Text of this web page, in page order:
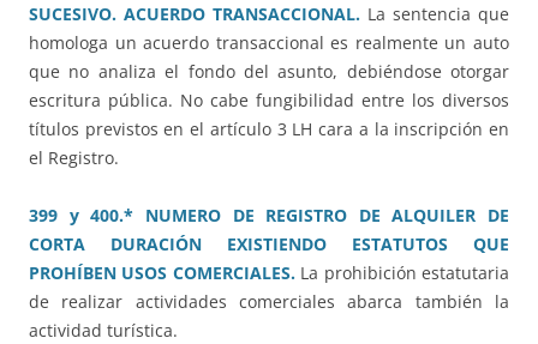
SUCESIVO. ACUERDO TRANSACCIONAL. La sentencia que
homologa un acuerdo transaccional es realmente un auto
que no analiza el fondo del asunto, debiéndose otorgar
escritura pública. No cabe fungibilidad entre los diversos
títulos previstos en el artículo 3 LH cara a la inscripción en
el Registro.
399 y 400.* NUMERO DE REGISTRO DE ALQUILER DE
CORTA DURACIÓN EXISTIENDO ESTATUTOS QUE
PROHÍBEN USOS COMERCIALES.La prohibición estatutaria
de realizar actividades comerciales abarca también la
actividad turística.